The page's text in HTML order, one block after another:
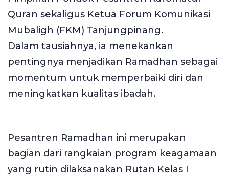
Quran sekaligus Ketua Forum Komunikasi
Mubaligh (FKM) Tanjungpinang.
Dalam tausiahnya, ia menekankan
pentingnya menjadikan Ramadhan sebagai
momentum untuk memperbaiki diri dan
meningkatkan kualitas ibadah.
Pesantren Ramadhan ini merupakan
bagian dari rangkaian program keagamaan
yang rutin dilaksanakan Rutan Kelas I